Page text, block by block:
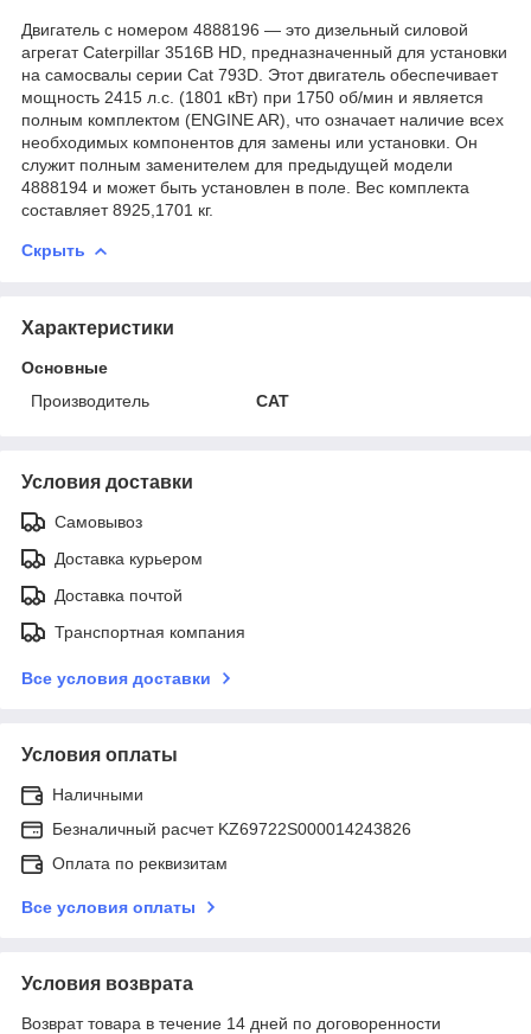
Двигатель с номером 4888196 — это дизельный силовой
агрегат Caterpillar 3516B HD, предназначенный для установки
на самосвалы серии Cat 793D. Этот двигатель обеспечивает
мощность 2415 л.с. (1801 кВт) при 1750 об/мин и является
полным комплектом (ENGINE AR), что означает наличие всех
необходимых компонентов для замены или установки. Он
служит полным заменителем для предыдущей модели
4888194 и может быть установлен в поле. Вес комплекта
составляет 8925,1701 кг.
Скрыть
Характеристики
Основные
Производитель
CAT
Условия доставки
Самовывоз
Доставка курьером
Доставка почтой
Транспортная компания
Все условия доставки
Условия оплаты
Наличными
Безналичный расчет KZ69722S000014243826
Оплата по реквизитам
Все условия оплаты
Условия возврата
Возврат товара в течение 14 дней по договоренности